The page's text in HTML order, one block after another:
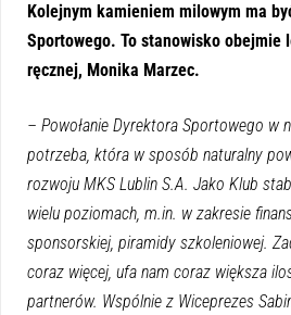
Kolejnym kamieniem milowym ma
Sportowego. To stanowisko obejmie
ręcznej, Monika Marzec.
– Powołanie Dyrektora Sportowego w
potrzeba, która w sposób naturalny
rozwoju MKS Lublin S.A. Jako Klub
wielu poziomach, m.in. w zakresie
sponsorskiej, piramidy szkoleniowej.
coraz więcej, ufa nam coraz większa
partnerów. Wspólnie z Wiceprezes